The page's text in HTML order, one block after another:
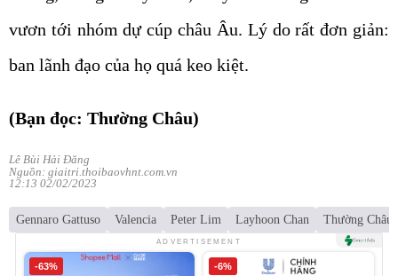
vươn tới nhóm dự cúp châu Âu. Lý do rất đơn giản:
ban lãnh đạo của họ quá keo kiệt.
(Bạn đọc: Thường Châu)
Lê Bùi Hải Đăng
Nguồn: giaitri.thoibaovhnt.com.vn
12:13 02/02/2023
Gennaro Gattuso Valencia Peter Lim Layhoon Chan Thường Châu
ADVERTISEMENT
-63% -6%